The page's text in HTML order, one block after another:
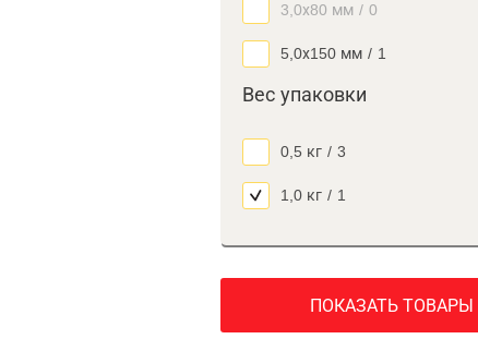
3,0х80 мм / 0
5,0х150 мм / 1
Вес упаковки
0,5 кг / 3
1,0 кг / 1
ПОКАЗАТЬ ТОВАРЫ